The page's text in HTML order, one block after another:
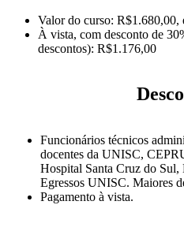
Valor do curso:
À vista, com desconto de
descontos): R$1.176,00
Funcionários técnicos
docentes da UNISC,
Hospital Santa Cruz do Sul,
Egressos UNISC. Maiores
Pagamento à vista.